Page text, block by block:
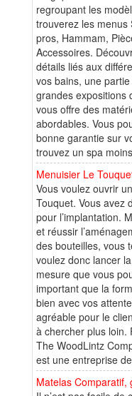
regroupant les
trouverez les menus
pros, Hammam,
Accessoires.
détails liés aux
vos bains, une
grandes expositions
vous offre des
abordables. Vous
bonne garantie sur
trouvez un spa
Menuisier Le
Vous voulez ouvrir
Touquet. Vous avez
pour l’implantation.
et réussir
des bouteilles, vous
voulez donc lancer
mesure que vous
important que la
bien avec vos
agréable pour le
à chercher plus loin.
The WoodLintz
est une entreprise
Matelas Comparatif,